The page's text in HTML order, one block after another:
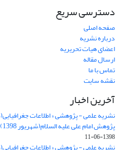
دسترسی سریع
صفحه اصلی
درباره نشریه
اعضای هیات تحریریه
ارسال مقاله
تماس با ما
نقشه سایت
آخرین اخبار
نشریه علمی - پژوهشی « اطلاعات
پژوهش امام علی علیه السلام(شهریور 1398) موفق به کسب رتبه اول گردید.
1398-06-11